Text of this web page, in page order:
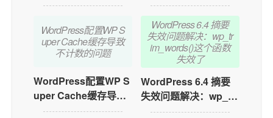
WordPress配置WP S
uper Cache缓存导致
不计数的问题
WordPress配置WP S
uper Cache缓存导致
不计数的问题
ny Requests错误的解
决办法
WordPress 6.4 摘要
失效问题解决：wp_tr
im_words()这个函数
失效了
WordPress 6.4 摘要
失效问题解决：wp_tri
m_words()这个函数失